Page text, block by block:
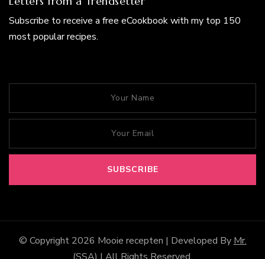
Subscribe to receive a free eCookbook with my top 150
most popular recipes.
© Copyright 2026 Mooie recepten | Developed By Mr.
(SSA) | All Rights Reserved.